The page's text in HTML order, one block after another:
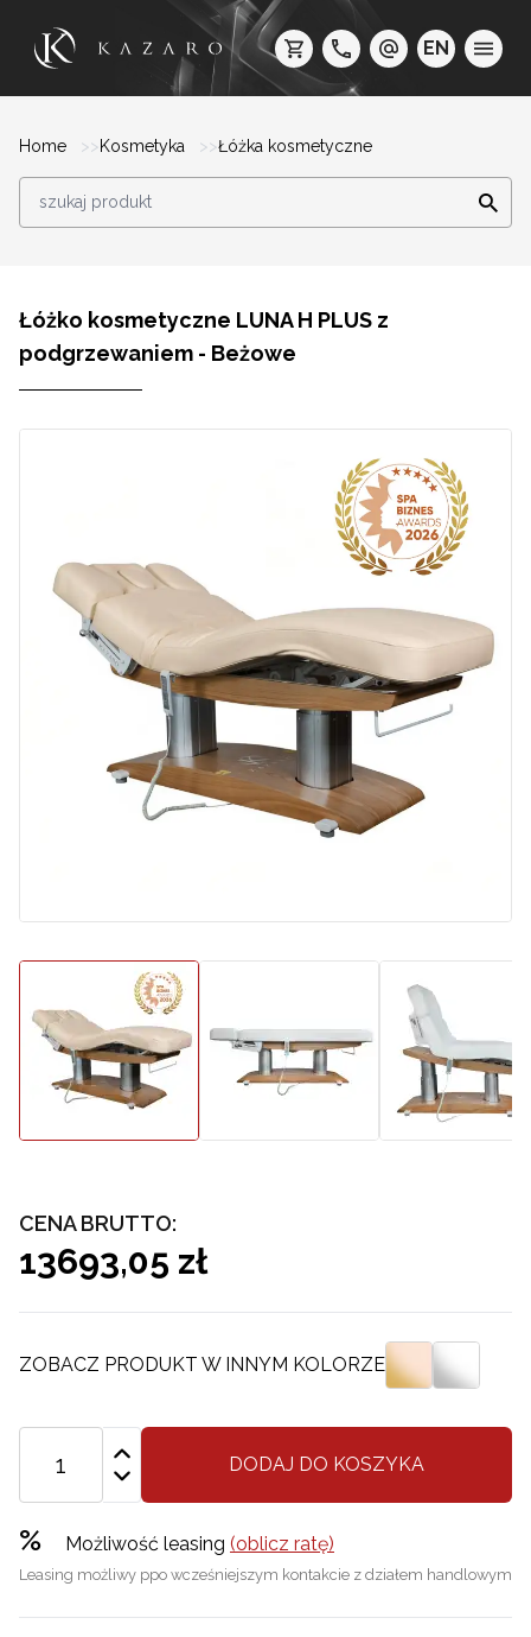
EN
Home Kosmetyka Łóżka kosmetyczne
Łóżko kosmetyczne LUNA H PLUS z
podgrzewaniem - Beżowe
CENA BRUTTO:
13693,05 zł
ZOBACZ PRODUKT W INNYM KOLORZE
DODAJ DO KOSZYKA
% Możliwość leasing (oblicz ratę)
Leasing możliwy ppo wcześniejszym kontakcie z działem handlowym